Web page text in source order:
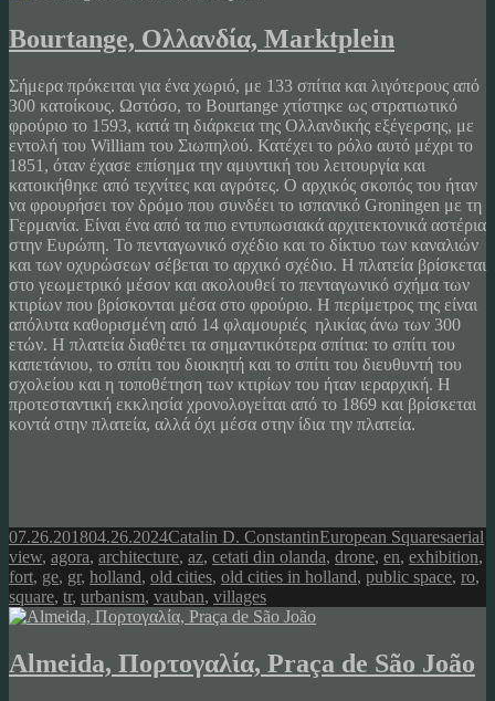
Bourtange, Ολλανδία, Marktplein
Σήμερα πρόκειται για ένα χωριό, με 133 σπίτια και λιγότερους από
300 κατοίκους. Ωστόσο, το Bourtange χτίστηκε ως στρατιωτικό
φρούριο το 1593, κατά τη διάρκεια της Ολλανδικής εξέγερσης, με
εντολή του William του Σιωπηλού. Κατέχει το ρόλο αυτό μέχρι το
1851, όταν έχασε επίσημα την αμυντική του λειτουργία και
κατοικήθηκε από τεχνίτες και αγρότες. Ο αρχικός σκοπός του ήταν
να φρουρήσει τον δρόμο που συνδέει το ισπανικό Groningen με τη
Γερμανία. Είναι ένα από τα πιο εντυπωσιακά αρχιτεκτονικά αστέρια
στην Ευρώπη. Το πενταγωνικό σχέδιο και το δίκτυο των καναλιών
και των οχυρώσεων σέβεται το αρχικό σχέδιο. Η πλατεία βρίσκεται
στο γεωμετρικό μέσον και ακολουθεί το πενταγωνικό σχήμα των
κτιρίων που βρίσκονται μέσα στο φρούριο. Η περίμετρος της είναι
απόλυτα καθορισμένη από 14 φλαμουριές ηλικίας άνω των 300
ετών. Η πλατεία διαθέτει τα σημαντικότερα σπίτια: το σπίτι του
καπετάνιου, το σπίτι του διοικητή και το σπίτι του διευθυντή του
σχολείου και η τοποθέτηση των κτιρίων του ήταν ιεραρχική. Η
προτεσταντική εκκλησία χρονολογείται από το 1869 και βρίσκεται
κοντά στην πλατεία, αλλά όχι μέσα στην ίδια την πλατεία.
Posted
on
07.26.201804.26.2024Author
Catalin D. ConstantinCategories
European SquaresTags
aerial
view, agora, architecture, az, cetati din olanda, drone, en, exhibition,
fort, ge, gr, holland, old cities, old cities in holland, public space, ro,
square, tr, urbanism, vauban, villages
Almeida, Πορτογαλία, Praça de São João